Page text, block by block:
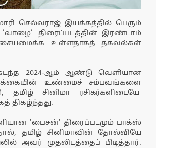
செல்வராஜ் இயக்கத்தில் பெரும்
'வாழை' திரைப்படத்தின் இரண்டாம்
உள்ளதாகத் தகவல்கள்
2024-ஆம் ஆண்டு வெளியான
உண்மைச் சம்பவங்களை
சினிமா ரசிகர்களிடையே
திகழ்ந்தது.
'பைசன்' திரைப்படமும் பாக்ஸ்
தமிழ் சினிமாவின் தோல்வியே
அவர் முதலிடத்தைப் பிடித்தார்.